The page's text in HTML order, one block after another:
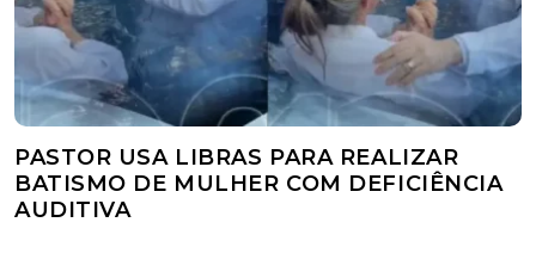
PASTOR USA LIBRAS PARA REALIZAR
BATISMO DE MULHER COM DEFICIÊNCIA
AUDITIVA